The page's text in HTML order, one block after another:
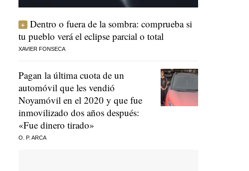
Dentro o fuera de la sombra: comprueba si
tu pueblo verá el eclipse parcial o total
XAVIER FONSECA
Pagan la última cuota de un
automóvil que les vendió
Noyamóvil en el 2020 y que fue
inmovilizado dos años después:
«Fue dinero tirado»
O. P. ARCA